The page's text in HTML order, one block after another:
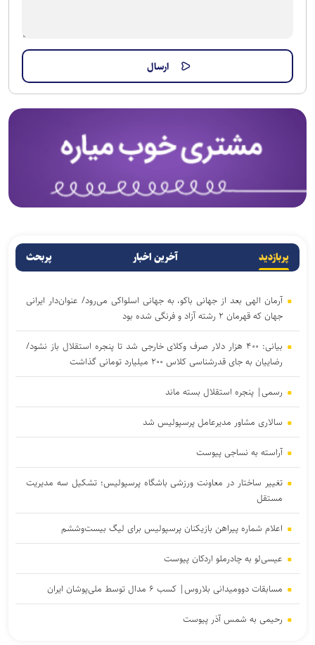
پربازدید آخرین اخبار پربحث
آرمان الهی بعد از جهانی باکو، به جهانی اسلواکی می‌رود/ عنوان‌دار ایرانی
جهان که قهرمان ۲ رشته آزاد و فرنگی شده بود
بیانی: ۴۰۰ هزار دلار صرف وکلای خارجی شد تا پنجره استقلال باز نشود/
رضاییان به جای قدرشناسی کلاس ۲۰۰ میلیارد تومانی گذاشت
رسمی| پنجره استقلال بسته ماند
سالاری مشاور مدیرعامل پرسپولیس شد
آراسته به نساجی پیوست
تغییر ساختار در معاونت ورزشی باشگاه پرسپولیس؛ تشکیل سه مدیریت
مستقل
اعلام شماره پیراهن بازیکنان پرسپولیس برای لیگ بیست‌وششم
عیسی‌لو به چادرملو اردکان پیوست
مسابقات دوومیدانی بلاروس| کسب ۶ مدال توسط ملی‌پوشان ایران
رحیمی به شمس آذر پیوست